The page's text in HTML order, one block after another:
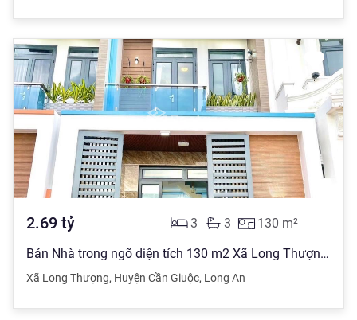
2.69 tỷ 130 m²
3
3
Bán Nhà trong ngõ diện tích 130 m2 Xã Long Thượng, Cần Giuộc giá 2.69 tỷ đồng
Xã Long Thượng, Huyện Cần Giuộc, Long An